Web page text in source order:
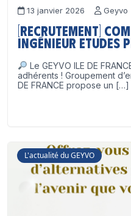
13 janvier 2026 Geyvo
[Recrutement]
Ingénieur Etudes
Le GEYVO ILE DE
adhérents ! Groupement
DE FRANCE propose un […]
L'actualité du GEYVO